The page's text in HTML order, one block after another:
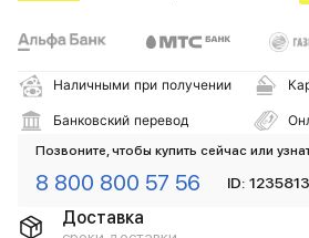
Наличными при получении
Банковский перевод
Позвоните, чтобы купить сейчас или
8 800 800 57 56 ID:
Доставка